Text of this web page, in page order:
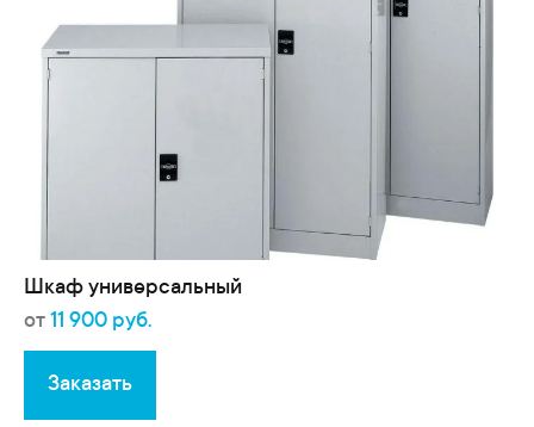
Шкаф универсальный
от 11 900 руб.
Заказать